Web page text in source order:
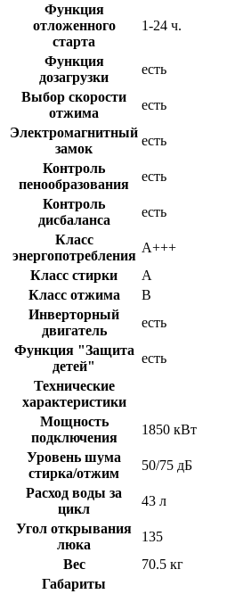
Функция
отложенного
старта
1-24 ч.
Функция
дозагрузки
есть
Выбор скорости
отжима
есть
Электромагнитный
замок
есть
Контроль
пенообразования
есть
Контроль
дисбаланса
есть
Класс
энергопотребления
A+++
Класс стирки
A
Класс отжима
B
Инверторный
двигатель
есть
Функция "Защита
детей"
есть
Технические
характеристики
Мощность
подключения
1850 кВт
Уровень шума
стирка/отжим
50/75 дБ
Расход воды за
цикл
43 л
Угол открывания
люка
135
Вес
70.5 кг
Габариты